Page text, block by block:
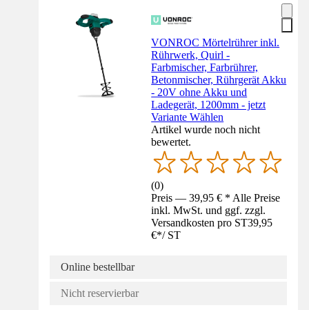
VONROC Mörtelrührer inkl.
Rührwerk, Quirl -
Farbmischer, Farbrührer,
Betonmischer, Rührgerät Akku
- 20V ohne Akku und
Ladegerät, 1200mm - jetzt
Variante Wählen
Artikel wurde noch nicht
bewertet.
(0)
Preis — 39,95 € * Alle Preise
inkl. MwSt. und ggf. zzgl.
Versandkosten pro ST39,95
€*/ ST
Online bestellbar
Nicht reservierbar